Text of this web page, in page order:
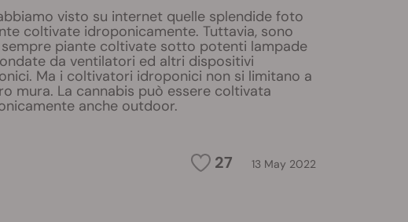
visto su internet quelle splendide foto
coltivate idroponicamente. Tuttavia, sono
sempre piante coltivate sotto potenti lampade
da ventilatori ed altri dispositivi
Ma i coltivatori idroponici non si limitano a
mura. La cannabis può essere coltivata
anche outdoor.
27 13 May 2022